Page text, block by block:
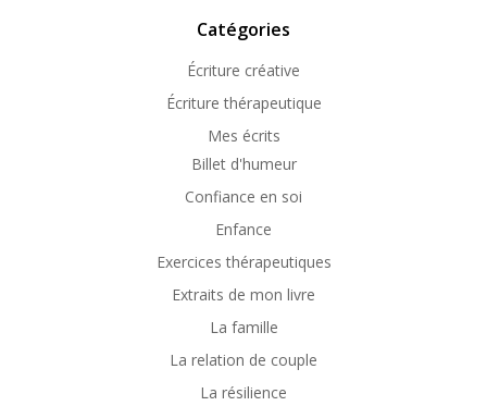
Catégories
Écriture créative
Écriture thérapeutique
Mes écrits
Billet d'humeur
Confiance en soi
Enfance
Exercices thérapeutiques
Extraits de mon livre
La famille
La relation de couple
La résilience